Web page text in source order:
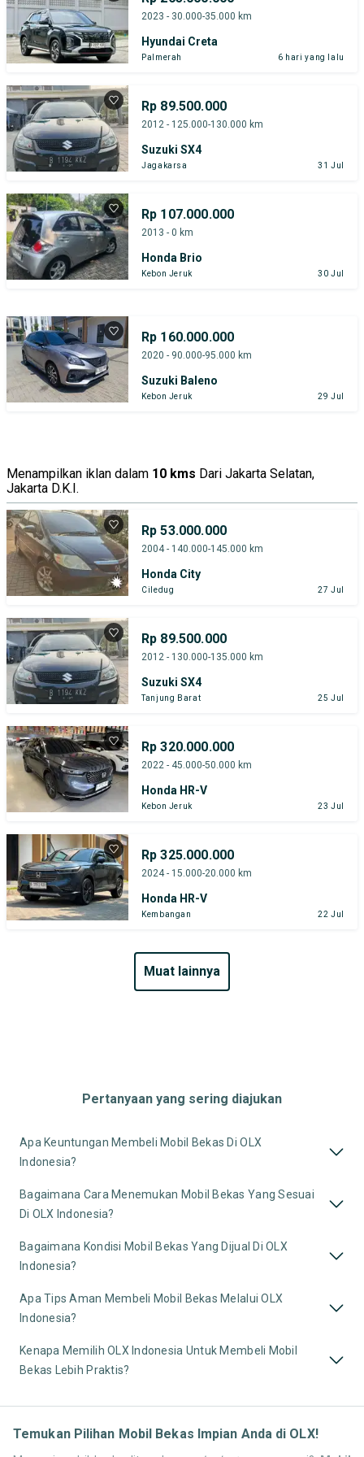
2023 - 30.000-35.000 km
Hyundai Creta
Palmerah 6 hari yang lalu
Rp 89.500.000
2012 - 125.000-130.000 km
Suzuki SX4
Jagakarsa 31 Jul
Rp 107.000.000
2013 - 0 km
Honda Brio
Kebon Jeruk 30 Jul
Rp 160.000.000
2020 - 90.000-95.000 km
Suzuki Baleno
Kebon Jeruk 29 Jul
Menampilkan iklan dalam 10 kms Dari Jakarta Selatan,
Jakarta D.K.I.
Rp 53.000.000
2004 - 140.000-145.000 km
Honda City
Ciledug 27 Jul
Rp 89.500.000
2012 - 130.000-135.000 km
Suzuki SX4
Tanjung Barat 25 Jul
Rp 320.000.000
2022 - 45.000-50.000 km
Honda HR-V
Kebon Jeruk 23 Jul
Rp 325.000.000
2024 - 15.000-20.000 km
Honda HR-V
Kembangan 22 Jul
muat lainnya
Pertanyaan yang sering diajukan
Apa Keuntungan Membeli Mobil Bekas Di OLX
Indonesia?
Bagaimana Cara Menemukan Mobil Bekas Yang Sesuai
Di OLX Indonesia?
Bagaimana Kondisi Mobil Bekas Yang Dijual Di OLX
Indonesia?
Apa Tips Aman Membeli Mobil Bekas Melalui OLX
Indonesia?
Kenapa Memilih OLX Indonesia Untuk Membeli Mobil
Bekas Lebih Praktis?
Temukan Pilihan Mobil Bekas Impian Anda di OLX!